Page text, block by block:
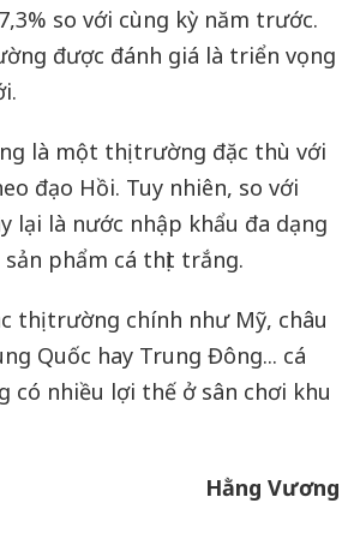
so với cùng kỳ năm trước.
được đánh giá là triển vọng
là một thị trường đặc thù với
đạo Hồi. Tuy nhiên, so với
lại là nước nhập khẩu đa dạng
phẩm cá thịt trắng.
thị trường chính như Mỹ, châu
Quốc hay Trung Đông... cá
có nhiều lợi thế ở sân chơi khu
Hằng Vương